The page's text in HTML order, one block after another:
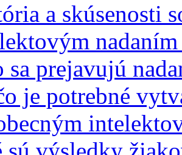
a skúsenosti
sa prejavujú
je potrebné